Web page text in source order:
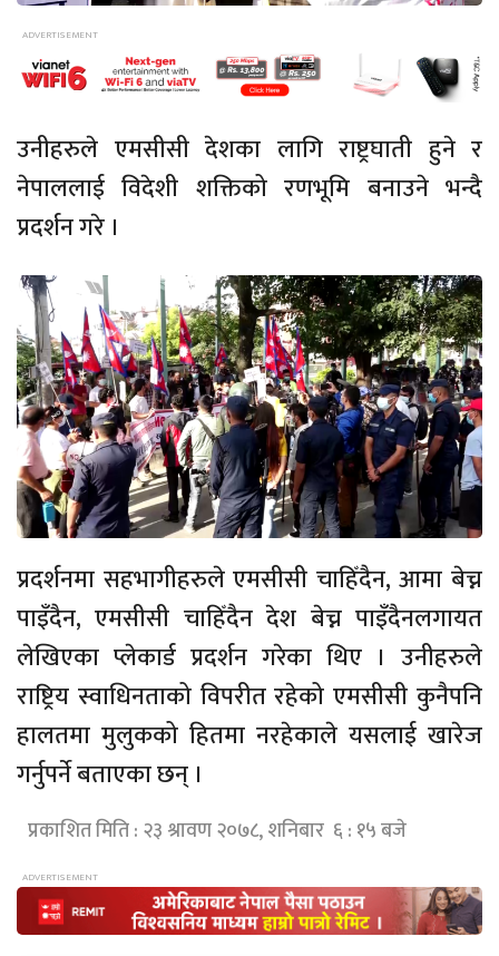
उनीहरुले एमसीसी देशका लागि राष्ट्रघाती हुने र
नेपाललाई विदेशी शक्तिको रणभूमि बनाउने भन्दै
प्रदर्शन गरे ।
प्रदर्शनमा सहभागीहरुले एमसीसी चाहिँदैन, आमा बेच्न
पाइँदैन, एमसीसी चाहिँदैन देश बेच्न पाइँदैनलगायत
लेखिएका प्लेकार्ड प्रदर्शन गरेका थिए । उनीहरुले
राष्ट्रिय स्वाधिनताको विपरीत रहेको एमसीसी कुनैपनि
हालतमा मुलुकको हितमा नरहेकाले यसलाई खारेज
गर्नुपर्ने बताएका छन् ।
प्रकाशित मिति : २३ श्रावण २०७८, शनिबार ६ : १५ बजे